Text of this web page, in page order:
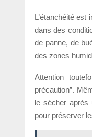
L’étanchéité est
dans des
de panne, de
des zones
Attention
précaution”.
le sécher après
pour préserver